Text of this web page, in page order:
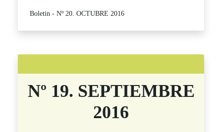
Boletin - Nº 20. OCTUBRE 2016
Nº 19. SEPTIEMBRE
2016